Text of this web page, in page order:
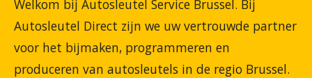
Welkom bij Autosleutel Service Brussel. Bij
Autosleutel Direct zijn we uw vertrouwde partner
voor het bijmaken, programmeren en
produceren van autosleutels in de regio Brussel.